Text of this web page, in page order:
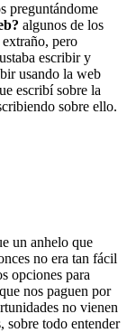
preguntándome
algunos de los
pero
escribir y
usando la web
escribí sobre la
sobre ello.
un anhelo que
no era tan fácil
opciones para
nos paguen por
no vienen
sobre todo entender